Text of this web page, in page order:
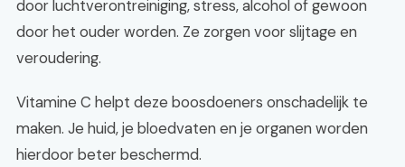
door luchtverontreiniging, stress, alcohol of gewoon
door het ouder worden. Ze zorgen voor slijtage en
veroudering.
Vitamine C helpt deze boosdoeners onschadelijk te
maken. Je huid, je bloedvaten en je organen worden
hierdoor beter beschermd.